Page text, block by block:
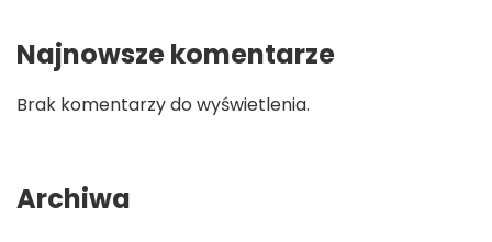
Najnowsze komentarze
Brak komentarzy do wyświetlenia.
Archiwa